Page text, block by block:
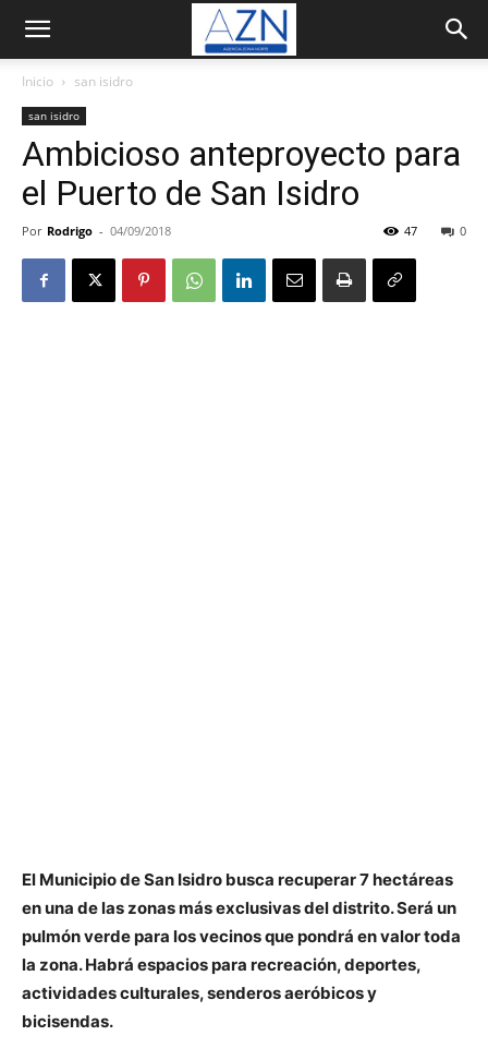
Inicio san isidro
san isidro
Ambicioso anteproyecto para
el Puerto de San Isidro
Por Rodrigo - 04/09/2018 0
47
El Municipio de San Isidro busca recuperar 7 hectáreas
en una de las zonas más exclusivas del distrito. Será un
pulmón verde para los vecinos que pondrá en valor toda
la zona. Habrá espacios para recreación, deportes,
actividades culturales, senderos aeróbicos y
bicisendas.